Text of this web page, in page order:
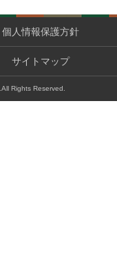
個人情報保護方針
サイトマップ
Rights Reserved.